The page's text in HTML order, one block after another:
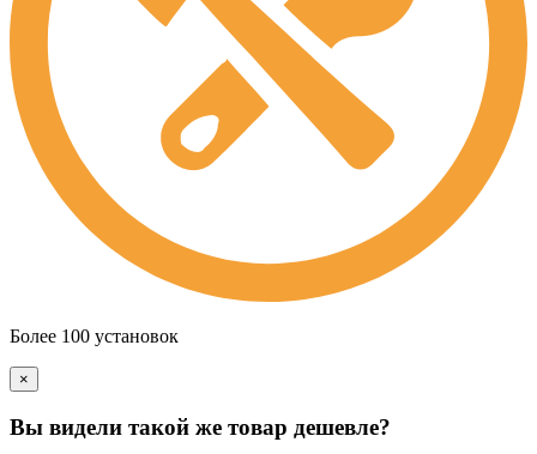
Более 100 установок
×
Вы видели такой же товар дешевле?